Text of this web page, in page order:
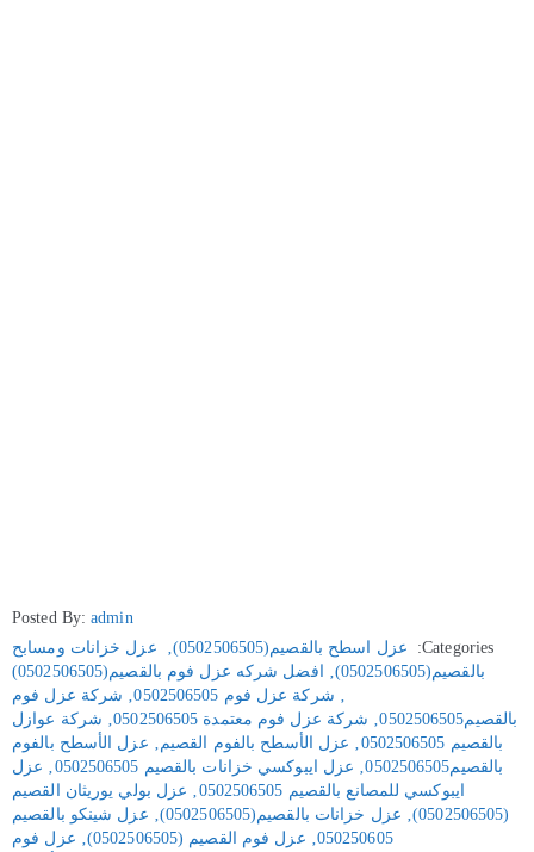
Posted By:admin
Categories:
عزل اسطح بالقصيم(0502506505) ‚
عزل خزانات ومسابح
بالقصيم(0502506505)
‚
افضل شركه عزل فوم بالقصيم(0502506505)
‚ شركة عزل فوم 0502506505 ‚ شركة عزل فوم
بالقصيم0502506505
‚ شركة عزل فوم معتمدة 0502506505 ‚ شركة عوازل
بالقصيم 0502506505
‚ عزل الأسطح بالفوم القصيم‚ عزل الأسطح بالفوم
بالقصيم0502506505
‚ عزل ايبوكسي خزانات بالقصيم 0502506505 ‚ عزل
ايبوكسي للمصانع بالقصيم 0502506505
‚ عزل بولي يوريثان القصيم
(0502506505)
‚ عزل خزانات بالقصيم(0502506505) ‚ عزل شينكو بالقصيم
050250605
‚ عزل فوم القصيم (0502506505) ‚ عزل فوم